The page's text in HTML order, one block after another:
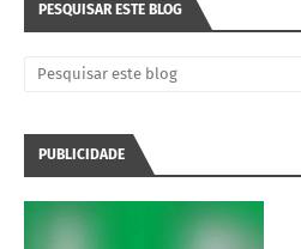
PESQUISAR ESTE BLOG
PUBLICIDADE